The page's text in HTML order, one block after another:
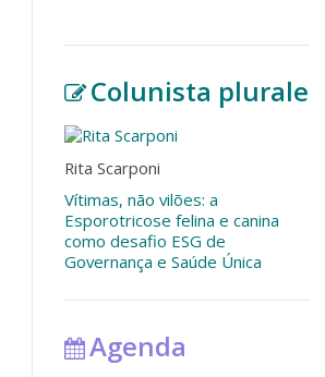
Colunista plurale
Rita Scarponi
Vítimas, não vilões: a
Esporotricose felina e canina
como desafio ESG de
Governança e Saúde Única
Agenda